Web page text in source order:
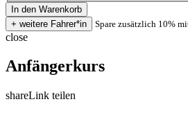
Spare zusätzlich 10%
close
Anfängerkurs
shareLink teilen